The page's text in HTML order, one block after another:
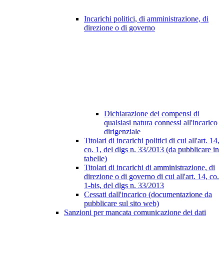
Incarichi politici, di amministrazione, di
direzione o di governo
Dichiarazione dei compensi di
qualsiasi natura connessi all'incarico
dirigenziale
Titolari di incarichi politici di cui all'art. 14,
co. 1, del dlgs n. 33/2013 (da pubblicare in
tabelle)
Titolari di incarichi di amministrazione, di
direzione o di governo di cui all'art. 14, co.
1-bis, del dlgs n. 33/2013
Cessati dall'incarico (documentazione da
pubblicare sul sito web)
Sanzioni per mancata comunicazione dei dati